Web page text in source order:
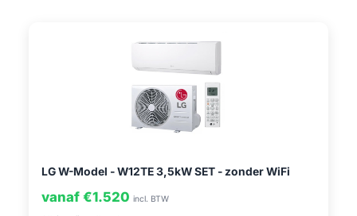
LG W-Model - W12TE 3,5kW SET - zonder WiFi
vanaf €1.520 incl. BTW